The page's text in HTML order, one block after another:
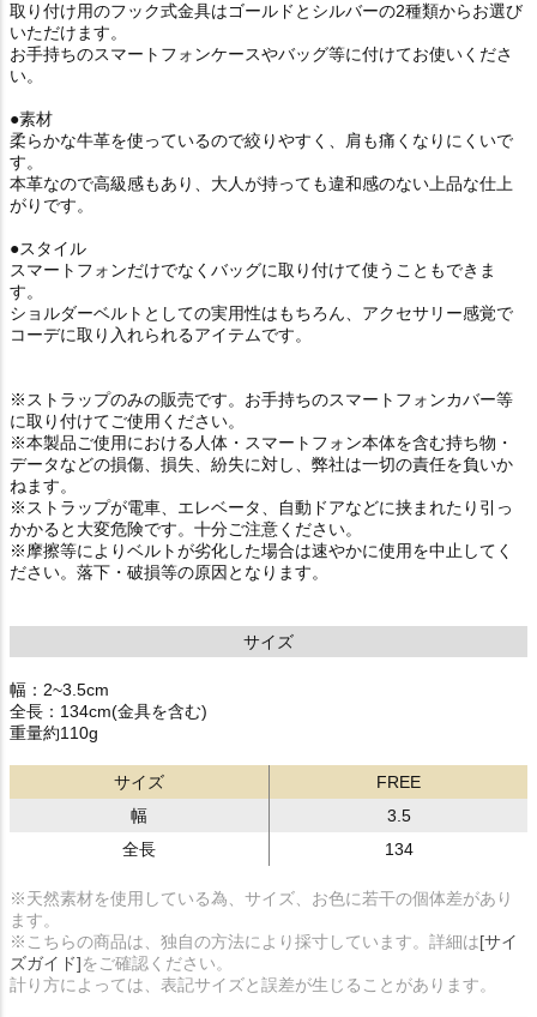
取り付け用のフック式金具はゴールドとシルバーの2種類からお選び
いただけます。
お手持ちのスマートフォンケースやバッグ等に付けてお使いくださ
い。
●素材
柔らかな牛革を使っているので絞りやすく、肩も痛くなりにくいで
す。
本革なので高級感もあり、大人が持っても違和感のない上品な仕上
がりです。
●スタイル
スマートフォンだけでなくバッグに取り付けて使うこともできま
す。
ショルダーベルトとしての実用性はもちろん、アクセサリー感覚で
コーデに取り入れられるアイテムです。
※ストラップのみの販売です。お手持ちのスマートフォンカバー等
に取り付けてご使用ください。
※本製品ご使用における人体・スマートフォン本体を含む持ち物・
データなどの損傷、損失、紛失に対し、弊社は一切の責任を負いか
ねます。
※ストラップが電車、エレベータ、自動ドアなどに挟まれたり引っ
かかると大変危険です。十分ご注意ください。
※摩擦等によりベルトが劣化した場合は速やかに使用を中止してく
ださい。落下・破損等の原因となります。
サイズ
幅：2~3.5cm
全長：134cm(金具を含む)
重量約110g
サイズ
FREE
幅
3.5
全長
134
※天然素材を使用している為、サイズ、お色に若干の個体差があり
ます。
※こちらの商品は、独自の方法により採寸しています。詳細は[サイ
ズガイド]をご確認ください。
計り方によっては、表記サイズと誤差が生じることがあります。